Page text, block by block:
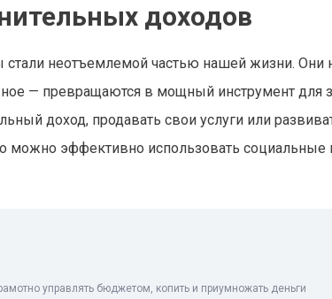
доходов
неотъемлемой частью нашей жизни. Они
— превращаются в мощный инструмент для
доход, продавать свои услуги или
можно эффективно использовать
управлять бюджетом, копить и приумножать деньги